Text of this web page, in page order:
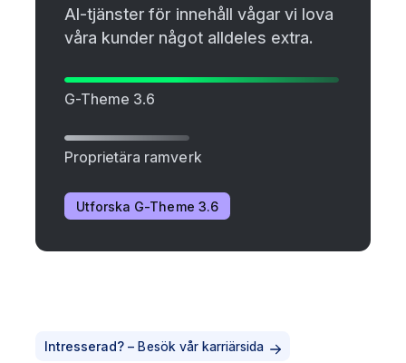
AI-tjänster för innehåll vågar vi lova
våra kunder något alldeles extra.
G-Theme 3.6
Proprietära ramverk
Utforska G-Theme 3.6
Intresserad? – Besök vår karriärsida